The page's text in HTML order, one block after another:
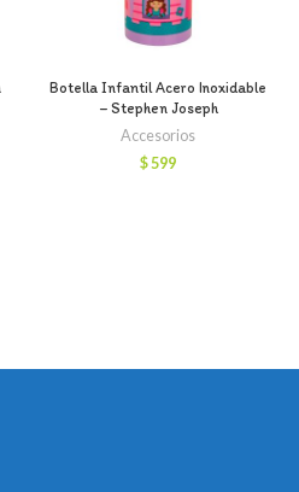
Botella Infantil Acero Inoxidable
– Stephen Joseph
Accesorios
$599